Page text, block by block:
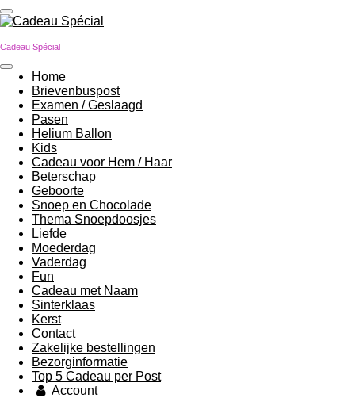
Ga
direct
naar
hoofdinhoud
Cadeau Spécial
Home
Brievenbuspost
Examen / Geslaagd
Pasen
Helium Ballon
Kids
Cadeau voor Hem / Haar
Beterschap
Geboorte
Snoep en Chocolade
Thema Snoepdoosjes
Liefde
Moederdag
Vaderdag
Fun
Cadeau met Naam
Sinterklaas
Kerst
Contact
Zakelijke bestellingen
Bezorginformatie
Top 5 Cadeau per Post
Account